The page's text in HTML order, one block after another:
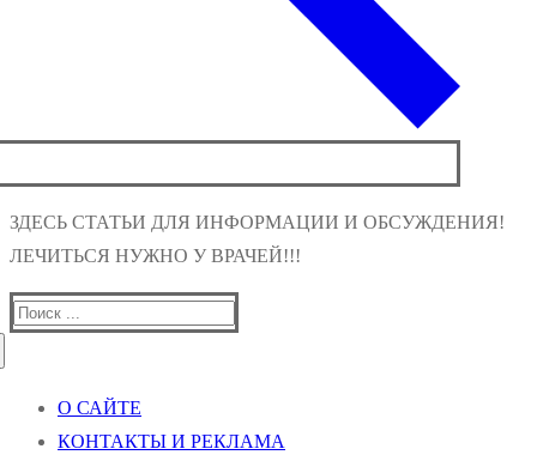
ЗДЕСЬ СТАТЬИ ДЛЯ ИНФОРМАЦИИ И ОБСУЖДЕНИЯ!
ЛЕЧИТЬСЯ НУЖНО У ВРАЧЕЙ!!!
Найти:
О САЙТЕ
КОНТАКТЫ И РЕКЛАМА